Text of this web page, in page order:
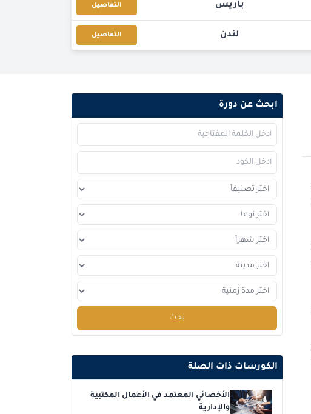
باريس التفاصيل
لندن التفاصيل
برشلونة التفاصيل
إسطنبول التفاصيل
باريس التفاصيل
القاهرة
دبي
إسطنبول التفاصيل
برشلونة التفاصيل
باريس
القاهرة التفاصيل
ابحث عن دورة
بحث
الكورسات ذات الصلة
الأخصائي المعتمد في الأعمال المكتبية
والإدارية